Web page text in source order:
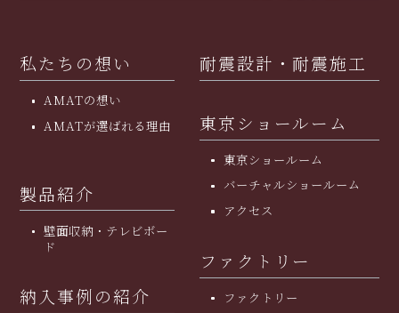
私たちの想い
AMATの想い
AMATが選ばれる理由
製品紹介
壁面収納・テレビボー
ド
納入事例の紹介
耐震設計・耐震施工
東京ショールーム
東京ショールーム
バーチャルショールーム
アクセス
ファクトリー
ファクトリー